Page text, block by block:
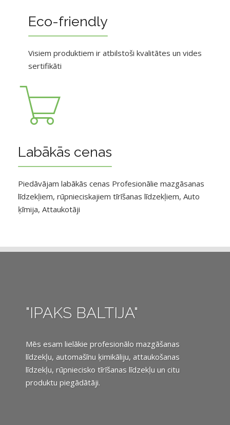
Eco-friendly
Visiem produktiem ir atbilstoši kvalitātes un vides
sertifikāti
Labākās cenas
Piedāvājam labākās cenas Profesionālie mazgāsanas
līdzekļiem, rūpnieciskajiem tīrīšanas līdzekļiem, Auto
ķīmija, Attaukotāji
"IPAKS BALTIJA"
Mēs esam lielākie profesionālo mazgāšanas
līdzekļu, automašīnu ķimikāliju, attaukošanas
līdzekļu, rūpniecisko tīrīšanas līdzekļu un citu
produktu piegādātāji.